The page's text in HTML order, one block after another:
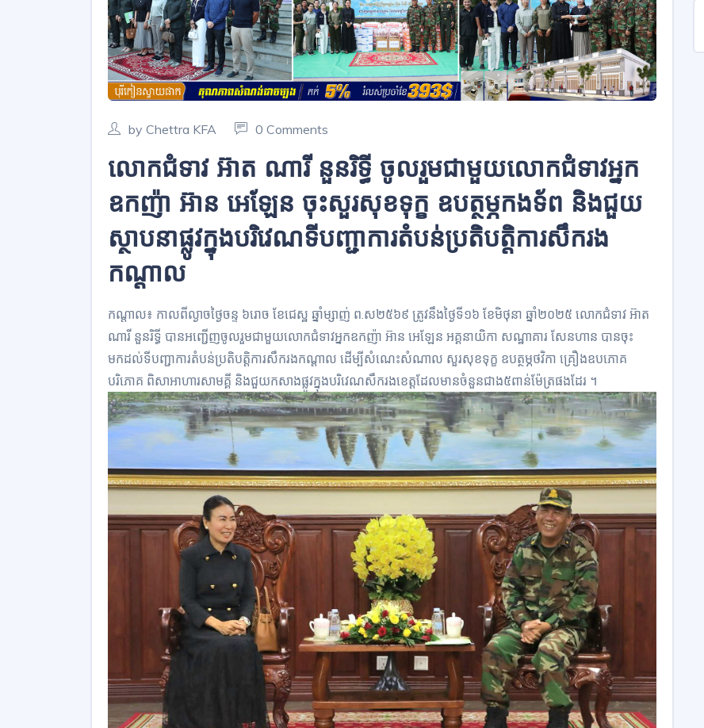
by Chettra KFA 0 Comments
លោកជំទាវ អ៊ាត ណារី នួនរិទ្ធី ចូលរួមជាមួយលោកជំទាវអ្នក
ឧកញ៉ា អ៊ាន អេឡែន ចុះសួរសុខទុក្ខ ឧបត្ថម្ភកងទ័ព និងជួយ
ស្ថាបនាផ្លូវក្នុងបរិវេណទីបញ្ជាការតំបន់ប្រតិបត្តិការសឹករង
កណ្ដាល
កណ្តាល៖ កាលពីល្ងាចថ្ងៃចន្ទ ៦រោច ខែជេស្ឋ ឆ្នាំម្សាញ់ ព.ស២៥៦៩ ត្រូវនឹងថ្ងៃទី១៦ ខែមិថុនា ឆ្នាំ២០២៥ លោកជំទាវ អ៊ាត
ណារី នួនរិទ្ធី បានអញ្ជើញចូលរួមជាមួយលោកជំទាវអ្នកឧកញ៉ា អ៊ាន អេឡែន អគ្គនាយិកា សណ្ឋាគារ សែនហាន បានចុះ
មកដល់ទីបញ្ជាការតំបន់ប្រតិបត្តិការសឹករងកណ្ដាល ដើម្បីសំណេះសំណាល សួរសុខទុក្ខ ឧបត្ថម្ភថវិកា គ្រឿងឧបភោគ
បរិភោគ ពិសាអាហារសាមគ្គី និងជួយកសាងផ្លូវក្នុងបរិវេណសឹករងខេត្តដែលមានចំនួនជាង៥ពាន់ម៉ែត្រផងដែរ ។